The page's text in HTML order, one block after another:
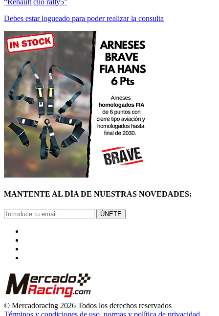
Debes estar logueado para poder realizar la consulta
© Mercadoracing 2026 Todos los derechos reservados
Términos y condiciones de uso, normas y política de privacidad.
VOLVER ARRIBA